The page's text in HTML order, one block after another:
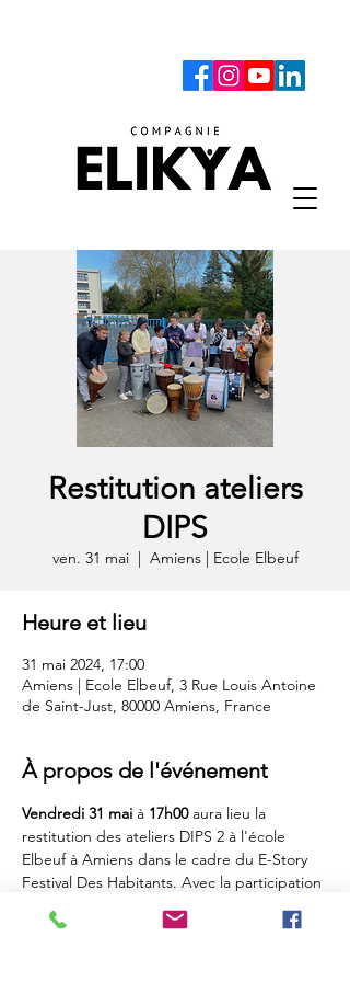
Restitution ateliers
DIPS
ven. 31 mai
  |
Amiens | Ecole Elbeuf
Heure et lieu
31 mai 2024, 17:00
Amiens | Ecole Elbeuf, 3 Rue Louis Antoine
de Saint-Just, 80000 Amiens, France
À propos de l'événement
Vendredi 31 mai à 17h00 aura lieu la
restitution des ateliers DIPS 2 à l'école
Elbeuf à Amiens dans le cadre du E-Story
Festival Des Habitants. Avec la participation
de l'école et du Centre Socail Elbeuf.